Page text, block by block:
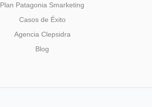
Plan Patagonia Smarketing
Casos de Éxito
Agencia Clepsidra
Blog